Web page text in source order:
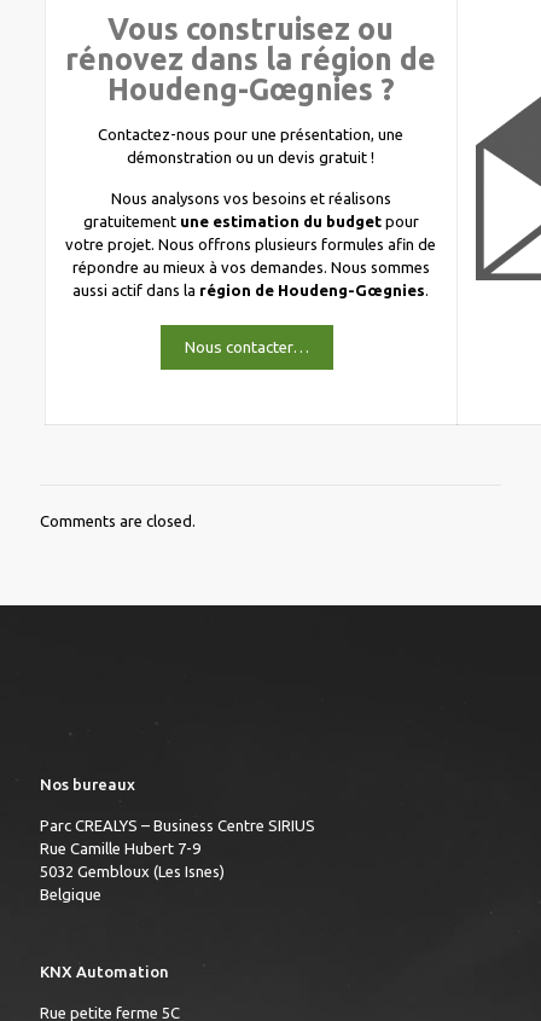
Vous construisez ou
rénovez dans la région de
Houdeng-Gœgnies ?
Contactez-nous pour une présentation, une
démonstration ou un devis gratuit !
Nous analysons vos besoins et réalisons
gratuitement une estimation du budgetpour
votre projet. Nous offrons plusieurs formules afin de
répondre au mieux à vos demandes. Nous sommes
aussi actif dans la région de Houdeng-Gœgnies.
Nous contacter…
Comments are closed.
Nos bureaux
Parc CREALYS – Business Centre SIRIUS
Rue Camille Hubert 7-9
5032 Gembloux (Les Isnes)
Belgique
KNX Automation
Rue petite ferme 5C